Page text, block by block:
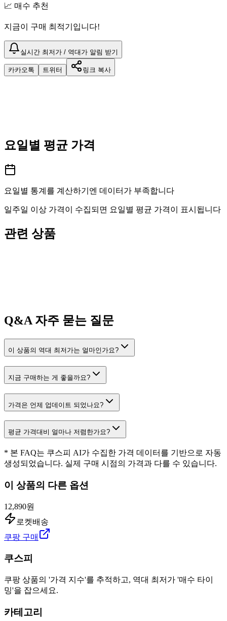
📈 매수 추천
지금이 구매 최적기입니다!
실시간 최저가 / 역대가 알림 받기
카카오톡 트위터 링크 복사
요일별 평균 가격
요일별 통계를 계산하기엔 데이터가 부족합니다
일주일 이상 가격이 수집되면 요일별 평균 가격이 표시됩니다
관련 상품
Q&A자주 묻는 질문
이 상품의 역대 최저가는 얼마인가요?
지금 구매하는 게 좋을까요?
가격은 언제 업데이트 되었나요?
평균 가격대비 얼마나 저렴한가요?
* 본 FAQ는 쿠스피 AI가 수집한 가격 데이터를 기반으로 자동
생성되었습니다. 실제 구매 시점의 가격과 다를 수 있습니다.
이 상품의 다른 옵션
12,890원
로켓배송
쿠팡 구매
쿠스피
쿠팡 상품의 '가격 지수'를 추적하고, 역대 최저가 '매수 타이
밍'을 잡으세요.
카테고리